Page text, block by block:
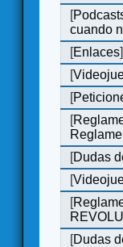
[
cuando
[Enlaces]
[
[
[
[Dudas
[
[
[Dudas